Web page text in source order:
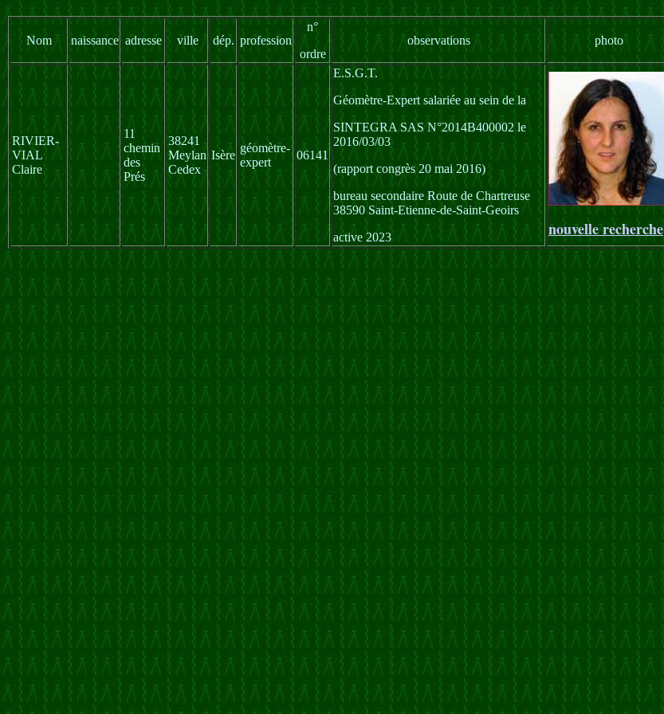
Nom naissance adresse ville dép. profession
n°
ordre
observations photo
RIVIER-
VIAL
Claire
11
chemin
des
Prés
38241
Meylan
Cedex
Isère
géomètre-
expert
06141
E.S.G.T.
Géomètre-Expert salariée au sein de la
SINTEGRA SAS N°2014B400002 le
2016/03/03
(rapport congrès 20 mai 2016)
bureau secondaire Route de Chartreuse
38590 Saint-Etienne-de-Saint-Geoirs
active 2023
nouvelle recherche